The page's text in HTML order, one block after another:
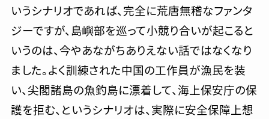
いうシナリオであれば、完全に荒唐無稽なファンタ
ジーですが、島嶼部を巡って小競り合いが起こると
いうのは、今やあながちありえない話ではなくなり
ました。よく訓練された中国の工作員が漁民を装
い、尖閣諸島の魚釣島に漂着して、海上保安庁の保
護を拒む、というシナリオは、実際に安全保障上想